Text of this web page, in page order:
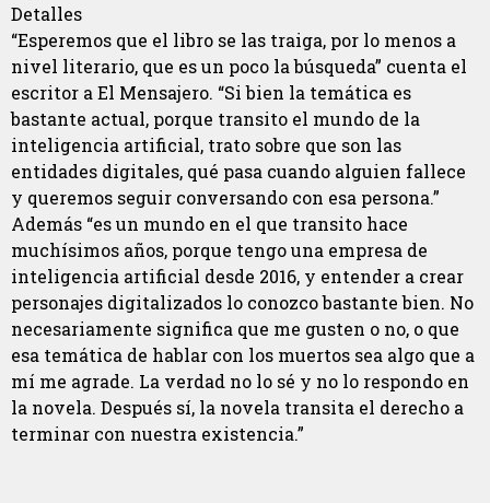
Detalles
“Esperemos que el libro se las traiga, por lo menos a
nivel literario, que es un poco la búsqueda” cuenta el
escritor a El Mensajero. “Si bien la temática es
bastante actual, porque transito el mundo de la
inteligencia artificial, trato sobre que son las
entidades digitales, qué pasa cuando alguien fallece
y queremos seguir conversando con esa persona.”
Además “es un mundo en el que transito hace
muchísimos años, porque tengo una empresa de
inteligencia artificial desde 2016, y entender a crear
personajes digitalizados lo conozco bastante bien. No
necesariamente significa que me gusten o no, o que
esa temática de hablar con los muertos sea algo que a
mí me agrade. La verdad no lo sé y no lo respondo en
la novela. Después sí, la novela transita el derecho a
terminar con nuestra existencia.”